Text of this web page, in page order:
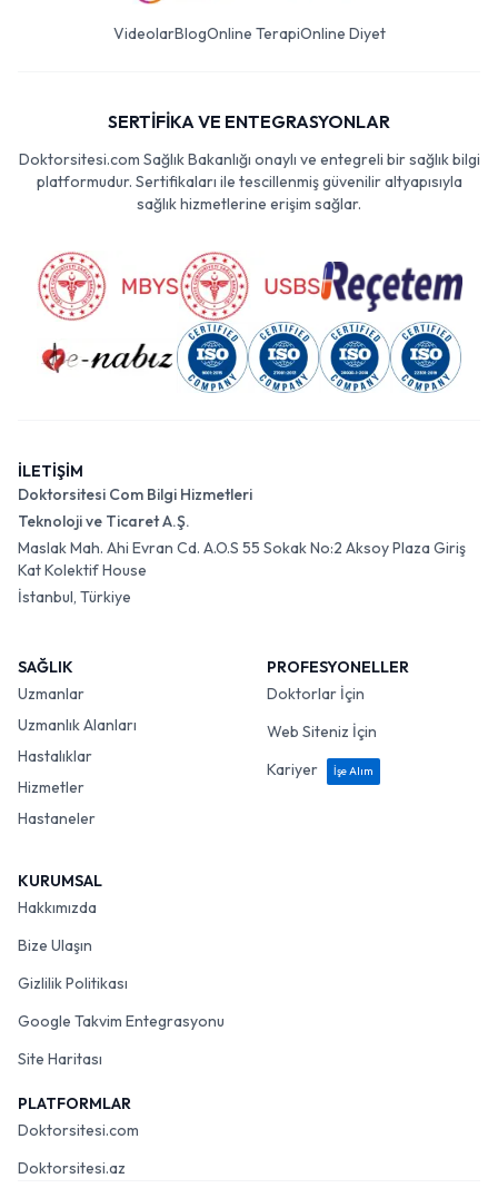
VideolarBlogOnline TerapiOnline Diyet
SERTİFİKA VE ENTEGRASYONLAR
Doktorsitesi.com Sağlık Bakanlığı onaylı ve entegreli bir sağlık bilgi
platformudur. Sertifikaları ile tescillenmiş güvenilir altyapısıyla
sağlık hizmetlerine erişim sağlar.
İLETİŞİM
Doktorsitesi Com Bilgi Hizmetleri
Teknoloji ve Ticaret A.Ş.
Maslak Mah. Ahi Evran Cd. A.O.S 55 Sokak No:2 Aksoy Plaza Giriş
Kat Kolektif House
İstanbul, Türkiye
SAĞLIK
Uzmanlar
Uzmanlık Alanları
Hastalıklar
Hizmetler
Hastaneler
PROFESYONELLER
Doktorlar İçin
Web Siteniz İçin
Kariyer
İşe Alım
KURUMSAL
Hakkımızda
Bize Ulaşın
Gizlilik Politikası
Google Takvim Entegrasyonu
Site Haritası
PLATFORMLAR
Doktorsitesi.com
Doktorsitesi.az